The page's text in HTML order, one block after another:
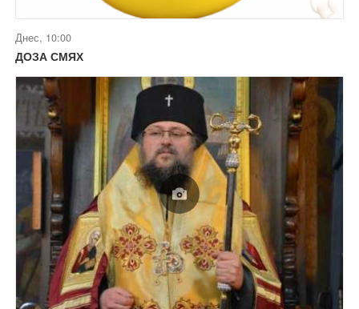
Днес, 10:00
ДОЗА СМЯХ